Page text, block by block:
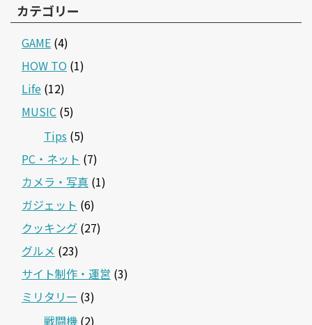
カテゴリー
GAME (4)
HOW TO (1)
Life (12)
MUSIC (5)
Tips (5)
PC・ネット (7)
カメラ・写真 (1)
ガジェット (6)
クッキング (27)
グルメ (23)
サイト制作・運営 (3)
ミリタリー (3)
戦闘機 (2)